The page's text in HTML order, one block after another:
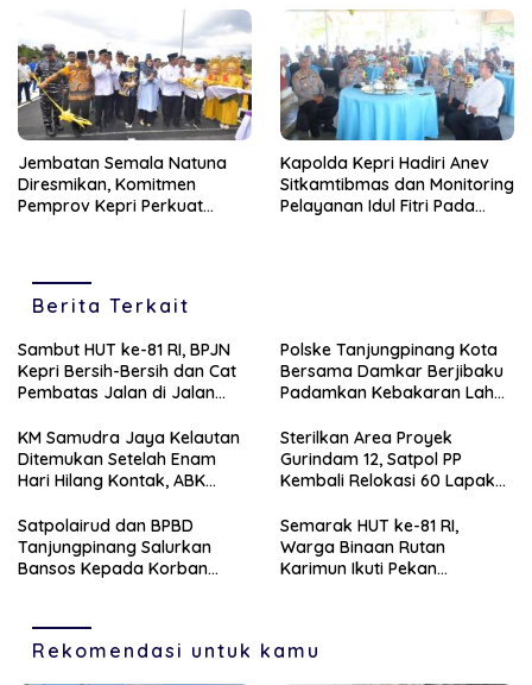
Jembatan Semala Natuna
Diresmikan, Komitmen
Pemprov Kepri Perkuat
Kapolda Kepri Hadiri Anev
Sitkamtibmas dan Monitoring
Pelayanan Idul Fitri Pada
Berita Terkait
Sambut HUT ke-81 RI, BPJN
Kepri Bersih-Bersih dan Cat
Pembatas Jalan di Jalan
Tanjungpinang
Polske Tanjungpinang Kota
Bersama Damkar Berjibaku
Padamkan Kebakaran Lahan
KM Samudra Jaya Kelautan
Ditemukan Setelah Enam
Hari Hilang Kontak, ABK
Sterilkan Area Proyek
Gurindam 12, Satpol PP
Kembali Relokasi 60 Lapak
Satpolairud dan BPBD
Tanjungpinang Salurkan
Bansos Kepada Korban
Semarak HUT ke-81 RI,
Warga Binaan Rutan
Karimun Ikuti Pekan
Rekomendasi untuk kamu